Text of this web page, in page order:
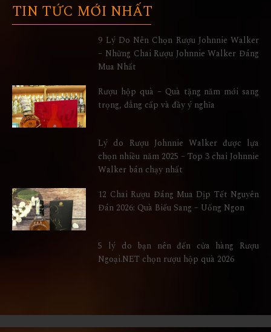
TIN TỨC MỚI NHẤT
9 Lý Do Nên Chọn Rượu Johnnie Walker
– Những Chai Rượu Johnnie Walker Đáng
Mua Nhất
Rượu hộp quà – Quà tặng năm mới sang
trọng, đẳng cấp và đầy ý nghĩa
Lý do Rượu Johnnie Walker được lựa
chọn nhiều năm 2025 – Top 3 chai Johnnie
Walker bán chạy nhất
12 Chai Rượu Đáng Mua Dịp Tết Nguyên
Đán 2026: Quà Biếu Sang – Uống Ngon
5 lý do bạn nên đến cửa hàng Rượu
Ngoại.NET chọn rượu hộp quà 2026